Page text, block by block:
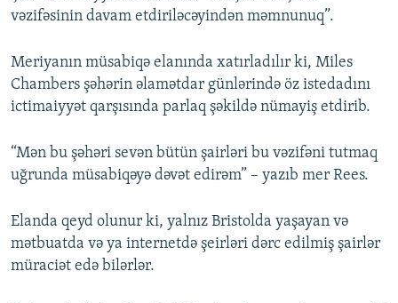
vəzifəsinin davam etdiriləcəyindən məmnunuq”.
Meriyanın müsabiqə elanında xatırladılır ki, Miles
Chambers şəhərin əlamətdar günlərində öz istedadını
ictimaiyyət qarşısında parlaq şəkildə nümayiş etdirib.
“Mən bu şəhəri sevən bütün şairləri bu vəzifəni tutmaq
uğrunda müsabiqəyə dəvət edirəm” – yazıb mer Rees.
Elanda qeyd olunur ki, yalnız Bristolda yaşayan və
mətbuatda və ya internetdə şeirləri dərc edilmiş şairlər
müraciət edə bilərlər.